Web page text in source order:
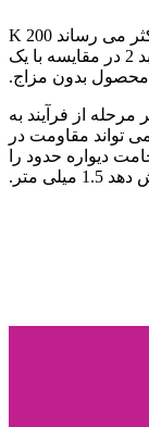
مقاومت به شوک حرارتی را تا حداکثر می رساند 200 K
و در قدرت بیشتر از عامل افزایش می یابد 2 در مقایسه با یک
محصول بدون مزاج.
مرحله از فرآیند به
تواند مقاومت در
دیواره حدود را
میلی متر.